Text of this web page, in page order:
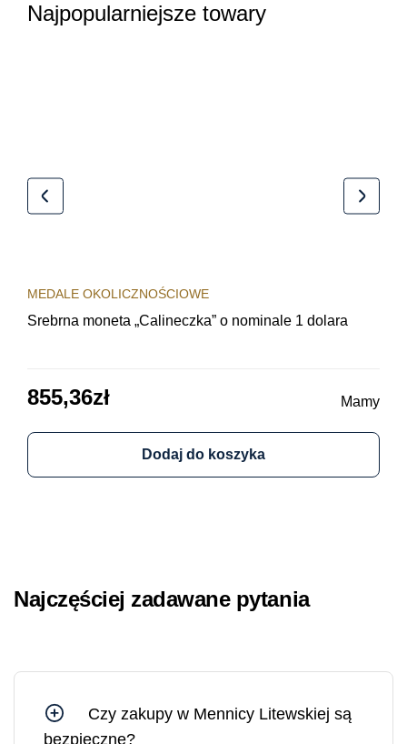
Najpopularniejsze towary
MEDALE OKOLICZNOŚCIOWE
Srebrna moneta „Calineczka” o nominale 1 dolara
855,36zł Mamy
Dodaj do koszyka
Najczęściej zadawane pytania
Czy zakupy w Mennicy Litewskiej są
bezpieczne?